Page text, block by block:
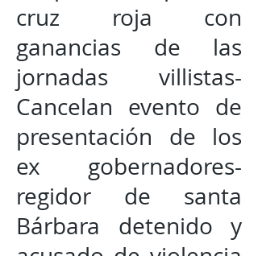
cruz roja con
ganancias de las
jornadas villistas-
Cancelan evento de
presentación de los
ex gobernadores-
regidor de santa
Bárbara detenido y